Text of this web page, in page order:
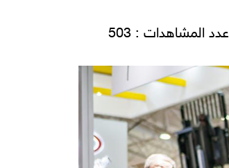
عدد المشاهدات : 503